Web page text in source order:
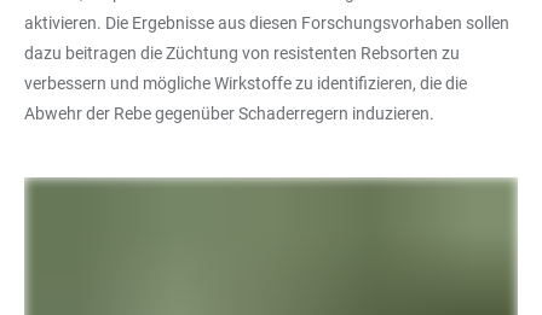
aktivieren. Die Ergebnisse aus diesen Forschungsvorhaben sollen
dazu beitragen die Züchtung von resistenten Rebsorten zu
verbessern und mögliche Wirkstoffe zu identifizieren, die die
Abwehr der Rebe gegenüber Schaderregern induzieren.